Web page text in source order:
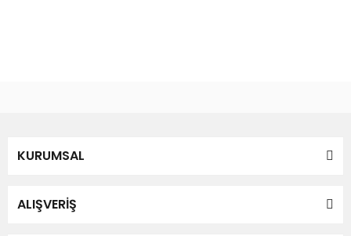
Ürün resmi kalitesiz, bozuk veya görüntülenemiyor.
Ürün bilgilerinde hatalar bulunuyor.
KURUMSAL
ALIŞVERİŞ